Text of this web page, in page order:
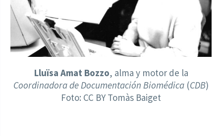
Lluïsa Amat Bozzo, alma y motor de la
Coordinadora de Documentación Biomédica (CDB)
Foto: CC BY Tomàs Baiget